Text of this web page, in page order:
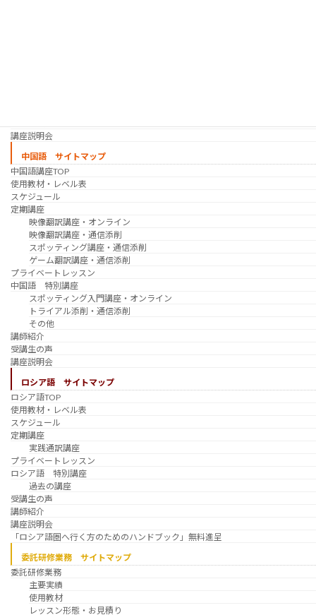
講座説明会
中国語 サイトマップ
中国語講座TOP
使用教材・レベル表
スケジュール
定期講座
映像翻訳講座・オンライン
映像翻訳講座・通信添削
スポッティング講座・通信添削
ゲーム翻訳講座・通信添削
プライベートレッスン
中国語 特別講座
スポッティング入門講座・オンライン
トライアル添削・通信添削
その他
講師紹介
受講生の声
講座説明会
ロシア語 サイトマップ
ロシア語TOP
使用教材・レベル表
スケジュール
定期講座
実践通訳講座
プライベートレッスン
ロシア語 特別講座
過去の講座
受講生の声
講師紹介
講座説明会
「ロシア語圏へ行く方のためのハンドブック」無料進呈
委託研修業務 サイトマップ
委託研修業務
主要実績
使用教材
レッスン形態・お見積り